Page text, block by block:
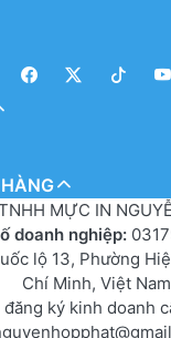
MỰC IN
doanh nghiệp:
lộ 13, Phường
Chí Minh, Việt Nam
ký kinh doanh